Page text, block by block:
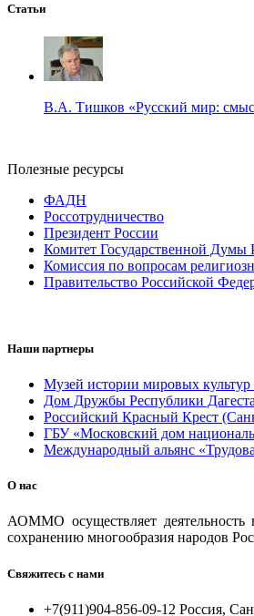
Статьи
В.А. Тишков «Русский мир:
Полезные ресурсы
ФАДН
Россотрудничество
Президент России
Комитет Государственной Думы
Комиссия по вопросам
Правительство Российской
Наши партнеры
Музей истории мировых культур
Дом Дружбы Республики
Российский Красный Крест
ГБУ «Московский дом
Международный альянс
О нас
АОММО осуществляет деятельность
сохранению многообразия народов
Свяжитесь с нами
+7(911)904-856-09-12 Россия,